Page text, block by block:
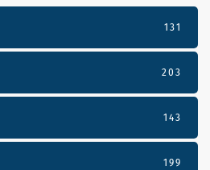
131
203
143
199